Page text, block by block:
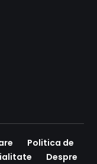
Politica de
Despre